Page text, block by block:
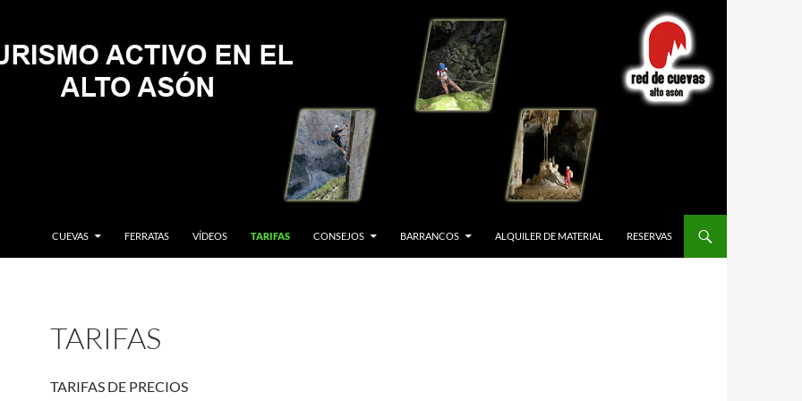
CUEVAS FERRATAS VÍDEOS TARIFAS CONSEJOS BARRANCOS ALQUILER DE MATERIAL RESERVAS
TARIFAS
TARIFAS DE PRECIOS